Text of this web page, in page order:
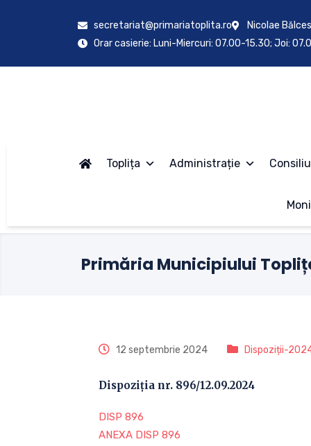
secretariat@primariatoplita.ro
Nicolae
Orar casierie: Luni-Miercuri: 07.00-15.30; Joi:
Toplița Administrație
Primăria Municipiului
12 septembrie 2024 Dispoziții-
Dispoziția nr. 896/12.09.2024
DISP 896
ANEXA DISP 896